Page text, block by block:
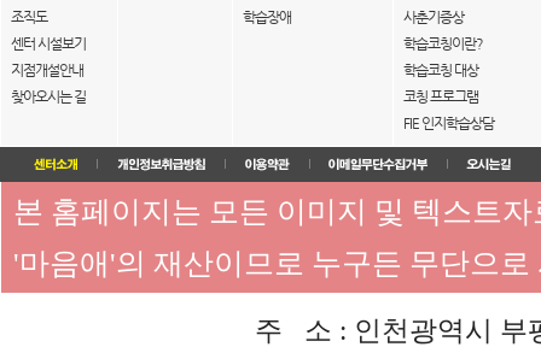
조직도
센터 시설보기
지점개설안내
찾아오시는 길
학습장애
사춘기증상
학습코칭이란?
학습코칭 대상
코칭 프로그램
FIE 인지학습상담
본 홈페이지는 모든 이미지 및 텍스트
'마음애'의 재산이므로 누구든 무단으
주 소 : 인천광역시 부